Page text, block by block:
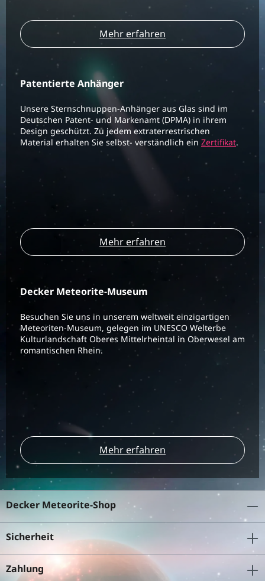
Mehr erfahren
Patentierte Anhänger
Unsere Sternschnuppen-Anhänger aus Glas sind im
Deutschen Patent- und Markenamt (DPMA) in ihrem
Design geschützt. Zu jedem extraterrestrischen
Material erhalten Sie selbst- verständlich ein Zertifikat.
Mehr erfahren
Decker Meteorite-Museum
Besuchen Sie uns in unserem weltweit einzigartigen
Meteoriten-Museum, gelegen im UNESCO Welterbe
Kulturlandschaft Oberes Mittelrheintal in Oberwesel am
romantischen Rhein.
Mehr erfahren
Decker Meteorite-Shop
Sicherheit
Zahlung